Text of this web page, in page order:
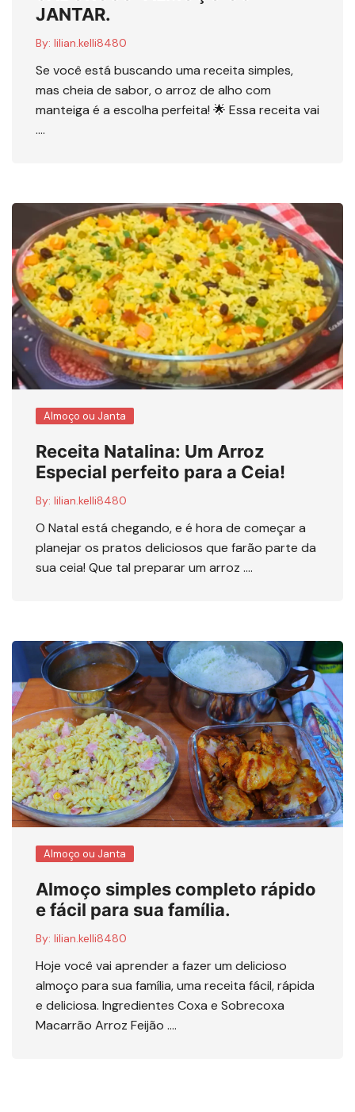
JANTAR.
By: lilian.kelli8480
Se você está buscando uma receita simples,
mas cheia de sabor, o arroz de alho com
manteiga é a escolha perfeita! 🌟 Essa receita vai
….
Almoço ou Janta
Receita Natalina: Um Arroz
Especial perfeito para a Ceia!
By: lilian.kelli8480
O Natal está chegando, e é hora de começar a
planejar os pratos deliciosos que farão parte da
sua ceia! Que tal preparar um arroz ….
Almoço ou Janta
Almoço simples completo rápido
e fácil para sua família.
By: lilian.kelli8480
Hoje você vai aprender a fazer um delicioso
almoço para sua família, uma receita fácil, rápida
e deliciosa. Ingredientes Coxa e Sobrecoxa
Macarrão Arroz Feijão ….